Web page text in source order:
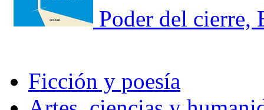
Poder del cierre,
Ficción y poesía